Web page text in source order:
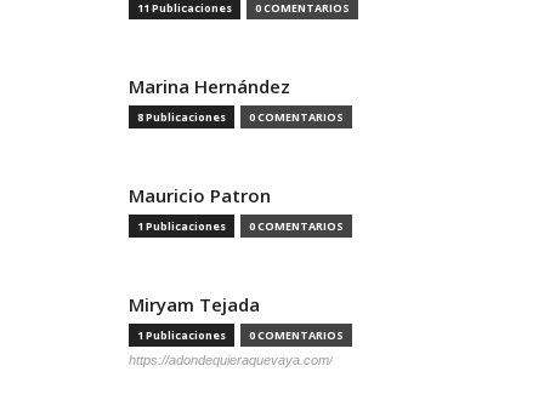
11 Publicaciones 0 COMENTARIOS
Marina Hernández
8 Publicaciones 0 COMENTARIOS
Mauricio Patron
1 Publicaciones 0 COMENTARIOS
Miryam Tejada
1 Publicaciones 0 COMENTARIOS
https://adondequieraquevaya.com/